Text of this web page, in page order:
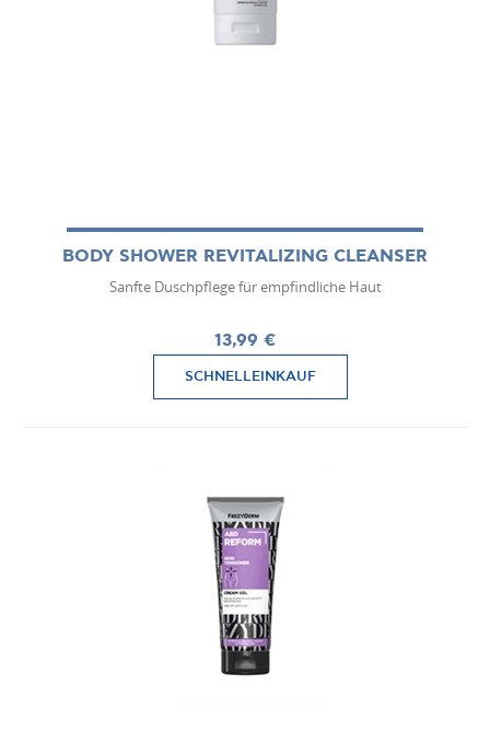
BODY SHOWER REVITALIZING CLEANSER
Sanfte Duschpflege für empfindliche Haut
13,99 €
SCHNELLEINKAUF